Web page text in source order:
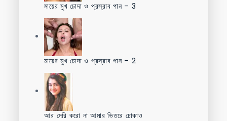
মায়ের মুখ চোদা ও প্রস্রাব পান – 3
মায়ের মুখ চোদা ও প্রস্রাব পান – 2
আর দেরি করো না আমার ভিতরে ঢোকাও